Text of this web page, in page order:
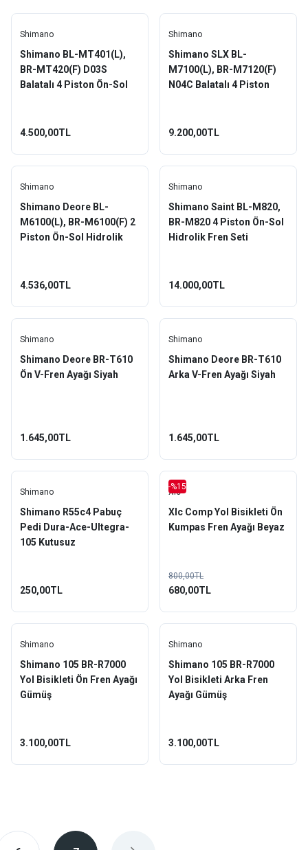
Shimano
Shimano BL-MT401(L),
BR-MT420(F) D03S
Balatalı 4 Piston Ön-Sol
4.500,00TL
Shimano
Shimano SLX BL-
M7100(L), BR-M7120(F)
N04C Balatalı 4 Piston
9.200,00TL
Shimano
Shimano Deore BL-
M6100(L), BR-M6100(F) 2
Piston Ön-Sol Hidrolik
4.536,00TL
Shimano
Shimano Saint BL-M820,
BR-M820 4 Piston Ön-Sol
Hidrolik Fren Seti
14.000,00TL
Shimano
Shimano Deore BR-T610
Ön V-Fren Ayağı Siyah
1.645,00TL
Shimano
Shimano Deore BR-T610
Arka V-Fren Ayağı Siyah
1.645,00TL
Shimano
Shimano R55c4 Pabuç
Pedi Dura-Ace-Ultegra-
105 Kutusuz
250,00TL
-%15
Xlc
Xlc Comp Yol Bisikleti Ön
Kumpas Fren Ayağı Beyaz
800,00TL
680,00TL
Shimano
Shimano 105 BR-R7000
Yol Bisikleti Ön Fren Ayağı
Gümüş
3.100,00TL
Shimano
Shimano 105 BR-R7000
Yol Bisikleti Arka Fren
Ayağı Gümüş
3.100,00TL